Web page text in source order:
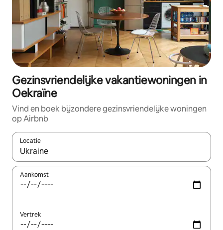
Gezinsvriendelijke vakantiewoningen in
Oekraïne
Vind en boek bijzondere gezinsvriendelijke woningen
op Airbnb
Locatie
Wanneer er suggesties beschikbaar zijn, maak je een keuze
Aankomst
Vertrek